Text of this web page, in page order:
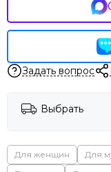
Задать вопрос
Выбрать
Для женщин Для